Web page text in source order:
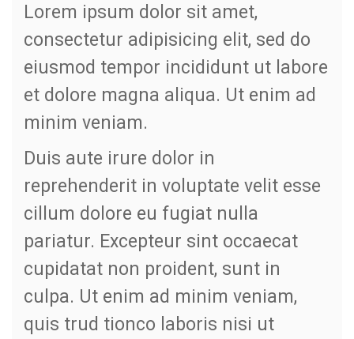
Lorem ipsum dolor sit amet,
consectetur adipisicing elit, sed do
eiusmod tempor incididunt ut labore
et dolore magna aliqua. Ut enim ad
minim veniam.
Duis aute irure dolor in
reprehenderit in voluptate velit esse
cillum dolore eu fugiat nulla
pariatur. Excepteur sint occaecat
cupidatat non proident, sunt in
culpa. Ut enim ad minim veniam,
quis trud tionco laboris nisi ut